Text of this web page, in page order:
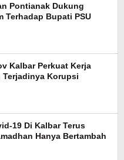
Pontianak Dukung
Terhadap Bupati PSU
Kalbar Perkuat Kerja
Terjadinya Korupsi
19 Di Kalbar Terus
Hanya Bertambah